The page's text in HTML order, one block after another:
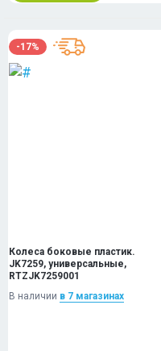
-17%
Колеса боковые пластик.
JK7259, универсальные,
RTZJK7259001
В наличии в 7 магазинах